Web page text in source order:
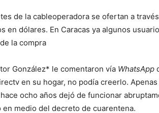
de la cableoperadora se ofertan a
en dólares. En Caracas ya algunos
la compra
González* le comentaron vía WhatsApp
en su hogar, no podía creerlo.
ocho años dejó de funcionar
en medio del decreto de cuarentena.